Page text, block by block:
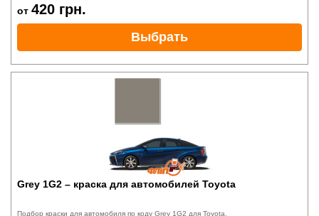
от 420 грн.
Выбрать
Grey 1G2 – краска для автомобилей Toyota
Подбор краски для автомобиля по коду Grey 1G2 для Toyota.